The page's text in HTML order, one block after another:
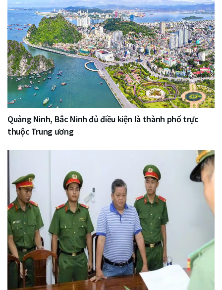
Quảng Ninh, Bắc Ninh đủ điều kiện là thành phố trực
thuộc Trung ương